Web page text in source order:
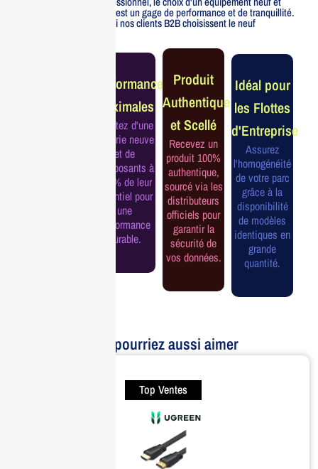
officiellement distribué est un gage de performance et de tranquillité.
Voici pourquoi nos clients B2B choisissent le neuf
Performance
Maximales
Profitez d'une
batterie neuve
et de
composants à
100% de leur
potentiel pour
une
performance
durable.
Produit
Authentique
et Scellé
Recevez un
produit 100%
authentique,
sourcé via les
distributeurs
officiels pour
garantir la
sécurité de
vos données.
Idéal pour
les Flottes
d'Entreprise
Assurez
l'homogénéité
de votre parc
grâce à la
disponibilité
de modèles
identiques en
grande
quantité.
Vous pourriez aussi aimer
Top Ventes